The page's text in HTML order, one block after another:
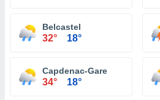
Belcastel
32° 18°
Capdenac-Gare
34° 18°